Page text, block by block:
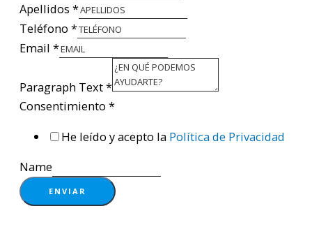
Apellidos *
Teléfono *
Email *
Paragraph Text*
Consentimiento *
He leído y acepto la Política de Privacidad
Name
ENVIAR